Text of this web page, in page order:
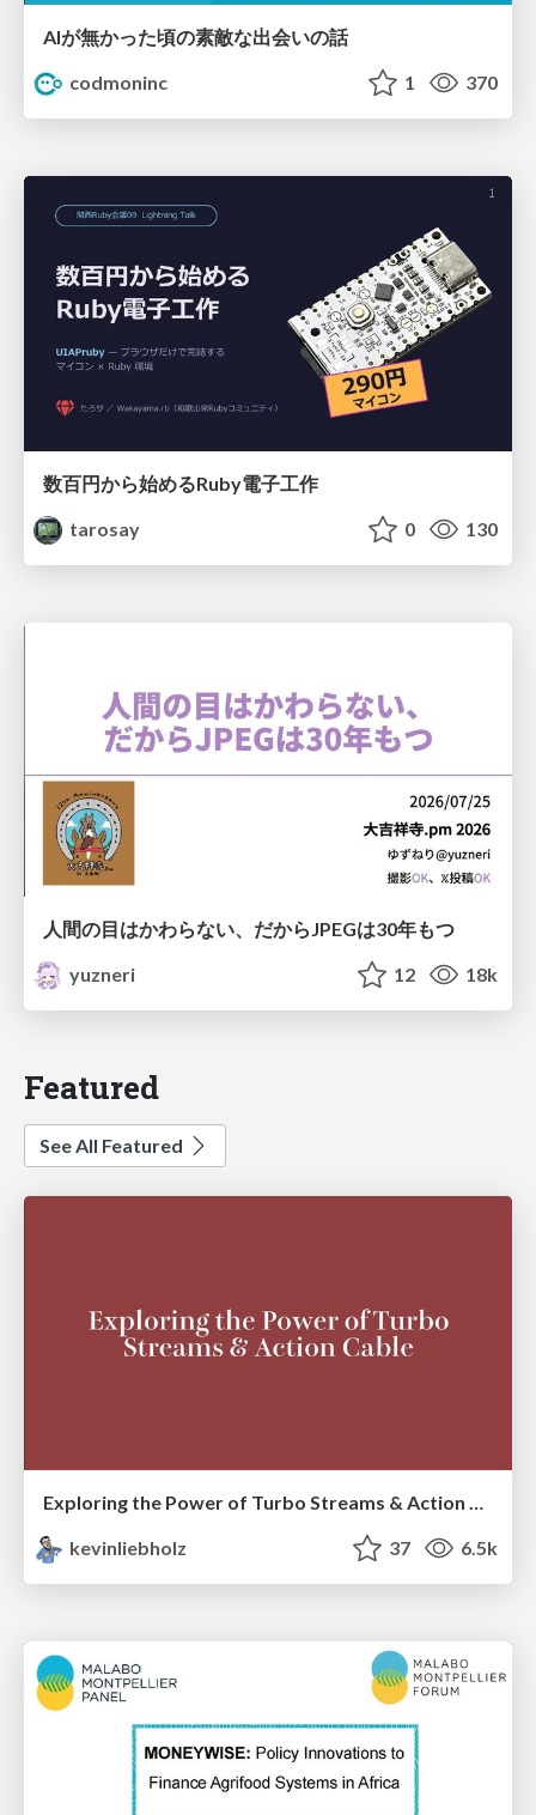
AIが無かった頃の素敵な出会いの話
codmoninc
1 370
数百円から始めるRuby電子工作
tarosay
0 130
人間の目はかわらない、だからJPEGは30年もつ
yuzneri
12 18k
Featured
See All Featured
Exploring the Power of Turbo Streams & Action Cable | RailsConf2023
kevinliebholz
37 6.5k